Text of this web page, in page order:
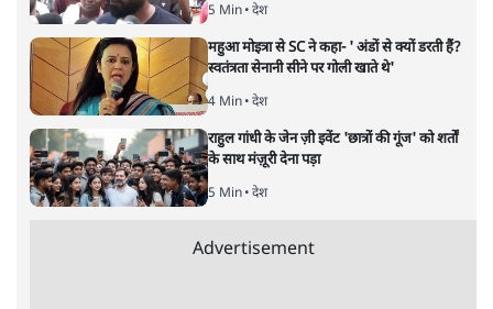
5 Min• देश
महुआ मोइत्रा से SC ने कहा- ' अंडों से क्यों डरती हैं?
स्वतंत्रता सेनानी सीने पर गोली खाते थे'
4 Min• देश
राहुल गांधी के जेन ज़ी इवेंट 'छात्रों की गूंज' को शर्तों
के साथ मंज़ूरी देना पड़ा
5 Min• देश
Advertisement